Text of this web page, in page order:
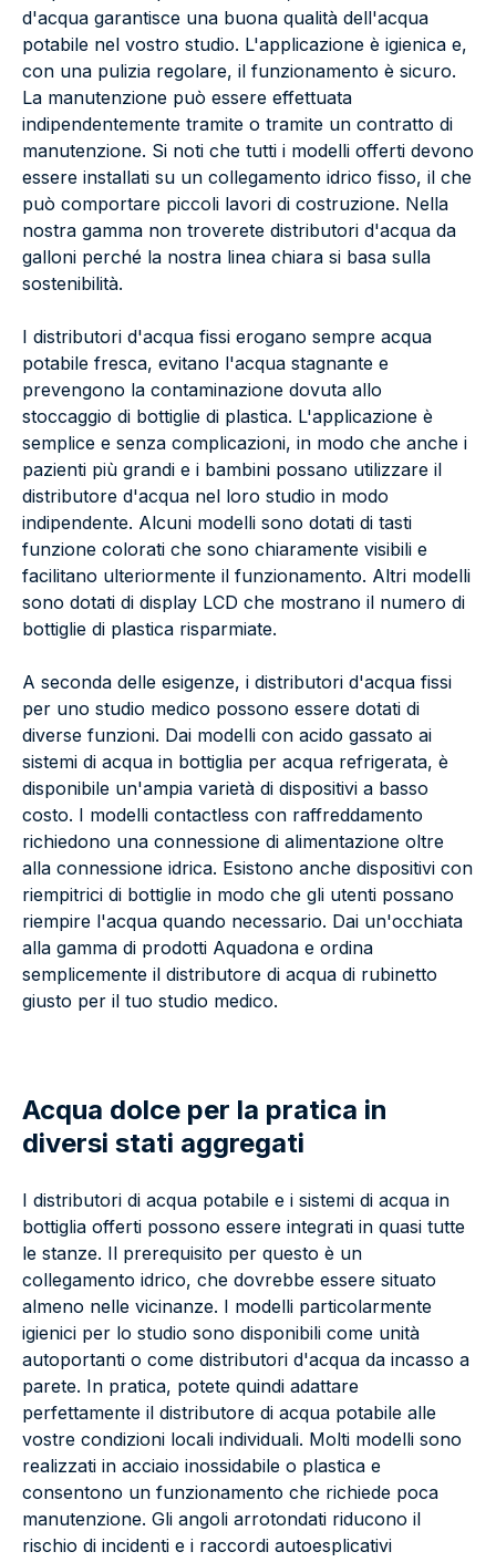
d'acqua garantisce una buona qualità dell'acqua
potabile nel vostro studio. L'applicazione è igienica e,
con una pulizia regolare, il funzionamento è sicuro.
La manutenzione può essere effettuata
indipendentemente tramite o tramite un contratto di
manutenzione. Si noti che tutti i modelli offerti devono
essere installati su un collegamento idrico fisso, il che
può comportare piccoli lavori di costruzione. Nella
nostra gamma non troverete distributori d'acqua da
galloni perché la nostra linea chiara si basa sulla
sostenibilità.
I distributori d'acqua fissi erogano sempre acqua
potabile fresca, evitano l'acqua stagnante e
prevengono la contaminazione dovuta allo
stoccaggio di bottiglie di plastica. L'applicazione è
semplice e senza complicazioni, in modo che anche i
pazienti più grandi e i bambini possano utilizzare il
distributore d'acqua nel loro studio in modo
indipendente. Alcuni modelli sono dotati di tasti
funzione colorati che sono chiaramente visibili e
facilitano ulteriormente il funzionamento. Altri modelli
sono dotati di display LCD che mostrano il numero di
bottiglie di plastica risparmiate.
A seconda delle esigenze, i distributori d'acqua fissi
per uno studio medico possono essere dotati di
diverse funzioni. Dai modelli con acido gassato ai
sistemi di acqua in bottiglia per acqua refrigerata, è
disponibile un'ampia varietà di dispositivi a basso
costo. I modelli contactless con raffreddamento
richiedono una connessione di alimentazione oltre
alla connessione idrica. Esistono anche dispositivi con
riempitrici di bottiglie in modo che gli utenti possano
riempire l'acqua quando necessario. Dai un'occhiata
alla gamma di prodotti Aquadona e ordina
semplicemente il distributore di acqua di rubinetto
giusto per il tuo studio medico.
Acqua dolce per la pratica in
diversi stati aggregati
I distributori di acqua potabile e i sistemi di acqua in
bottiglia offerti possono essere integrati in quasi tutte
le stanze. Il prerequisito per questo è un
collegamento idrico, che dovrebbe essere situato
almeno nelle vicinanze. I modelli particolarmente
igienici per lo studio sono disponibili come unità
autoportanti o come distributori d'acqua da incasso a
parete. In pratica, potete quindi adattare
perfettamente il distributore di acqua potabile alle
vostre condizioni locali individuali. Molti modelli sono
realizzati in acciaio inossidabile o plastica e
consentono un funzionamento che richiede poca
manutenzione. Gli angoli arrotondati riducono il
rischio di incidenti e i raccordi autoesplicativi